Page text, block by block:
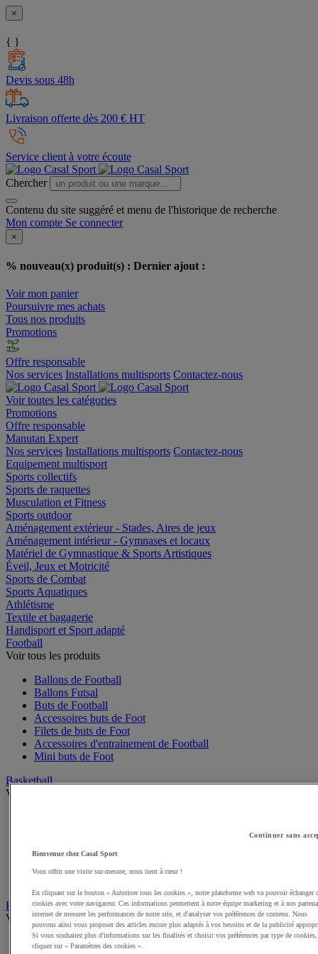
×
{ }
Devis sous 48h
Livraison offerte dès 200 € HT
Service client à votre écoute
Chercher
Contenu du site suggéré et menu de l'historique de recherche
Mon compte Se connecter
×
% nouveau(x) produit(s) : Dernier ajout :
Voir mon panier
Poursuivre mes achats
Tous nos produits
Promotions
Offre responsable
Nos services Installations multisports Contactez-nous
Voir toutes les catégories
Promotions
Offre responsable
Manutan Expert
Nos services Installations multisports Contactez-nous
Equipement multisport
Sports collectifs
Sports de raquettes
Musculation et Fitness
Sports outdoor
Aménagement extérieur - Stades, Aires de jeux
Aménagement intérieur - Gymnases et locaux
Matériel de Gymnastique & Sports Artistiques
Éveil, Jeux et Motricité
Sports de Combat
Sports Aquatiques
Athlétisme
Textile et bagagerie
Handisport et Sport adapté
Football
Voir tous les produits
Ballons de Football
Ballons Futsal
Buts de Football
Accessoires buts de Foot
Filets de buts de Foot
Accessoires d'entrainement de Football
Mini buts de Foot
Basketball
Voir tous les produits
Panneaux de Basket
Accessoires terrain de Basket
Handball
Voir tous les produits
Ballons de Handball
Continuer sans
Bienvenue chez Casal Sport
Vous offrir une visite sur-mesure, nous tient à cœur !
En cliquant sur le bouton « Autoriser tous les cookies », notre plateforme web va pouvoir échanger
cookies avec votre navigateur. Ces informations permettent à notre équipe marketing et à nos
internet de mesurer les performances de notre site, et d'analyser vos préférences de contenu. Nous
pouvons ainsi vous proposer des articles encore plus adaptés à vos besoins et de la publicité
Si vous souhaitez plus d'informations sur les finalités et choisir vos préférences par type de cookies,
cliquez sur « Paramètres des cookies ».